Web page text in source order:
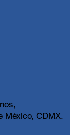
México, CDMX.